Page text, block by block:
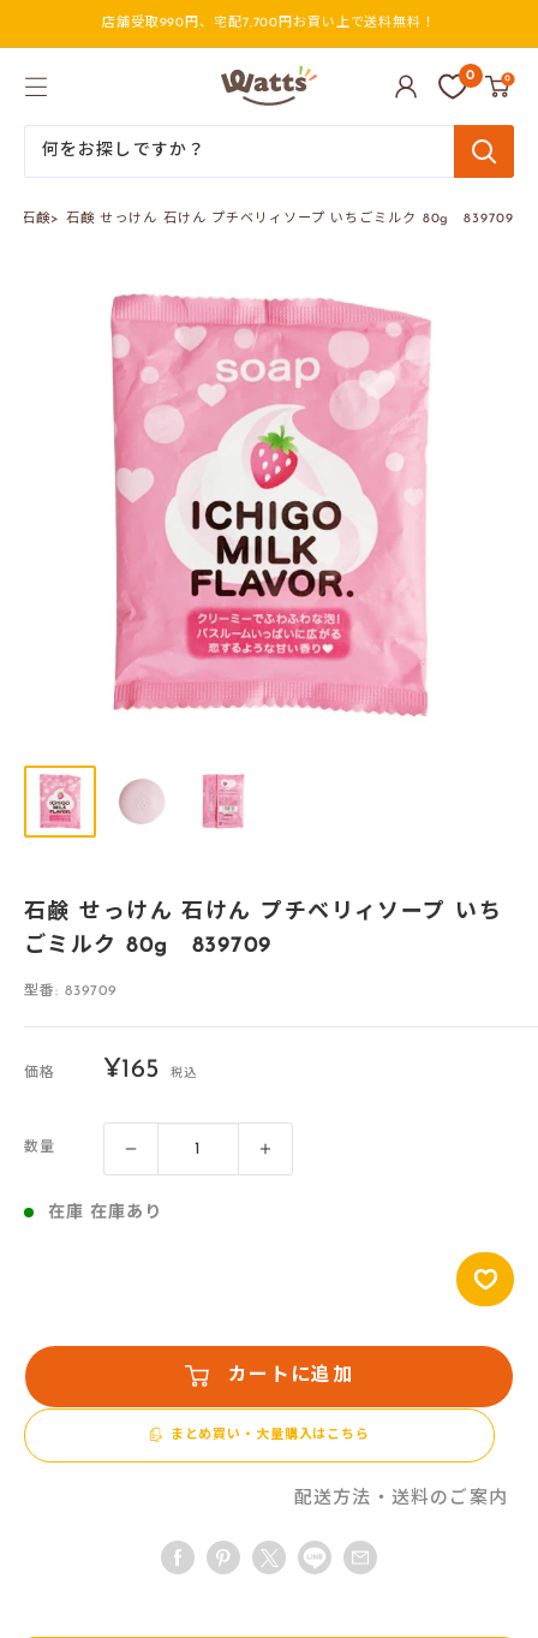
テ
店舗受取990円、宅配7,700円お買い上で送料無料！
ワ
ッ
ン
0 0
石鹸> 石鹸 せっけん 石けん プチベリィソープ いちごミルク 80g 839709
石鹸 せっけん 石けん プチベリィソープ いち
ごミルク 80g 839709
型番: 839709
価格
販
価
格
¥165 税込
数量
在庫 在庫あり
カートに追加
まとめ買い・大量購入はこちら
配送方法・送料のご案内